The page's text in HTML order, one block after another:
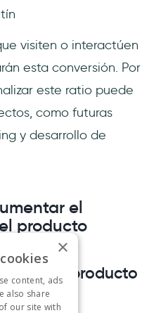
visiten o interactúen
esta conversión. Por
este ratio puede
como futuras
y desarrollo de
el
producto
hacia tu producto
×
content, ads
also share
our site with